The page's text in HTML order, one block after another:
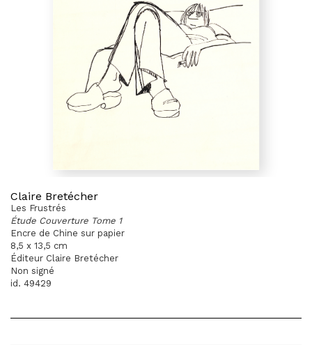
Claire Bretécher
Les Frustrés
Étude Couverture Tome 1
Encre de Chine sur papier
8,5 x 13,5 cm
Éditeur Claire Bretécher
Non signé
id. 49429